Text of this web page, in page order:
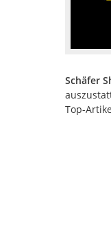
Schäfer
Top-